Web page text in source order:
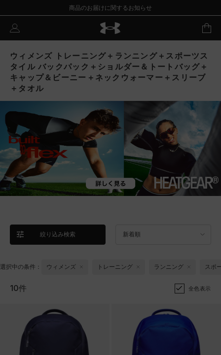
商品のお届けに関するお知らせ
ウィメンズ トレーニング＋ランニング＋スポーツス
タイル バックパック＋ショルダー＆トートバッグ＋
キャップ＆ビーニー＋ネックウォーマー＋スリーブ
＋タオル
絞り込み検索 新着順
選択中の条件： ウィメンズ トレーニング ランニング スポ
10件 全色表示